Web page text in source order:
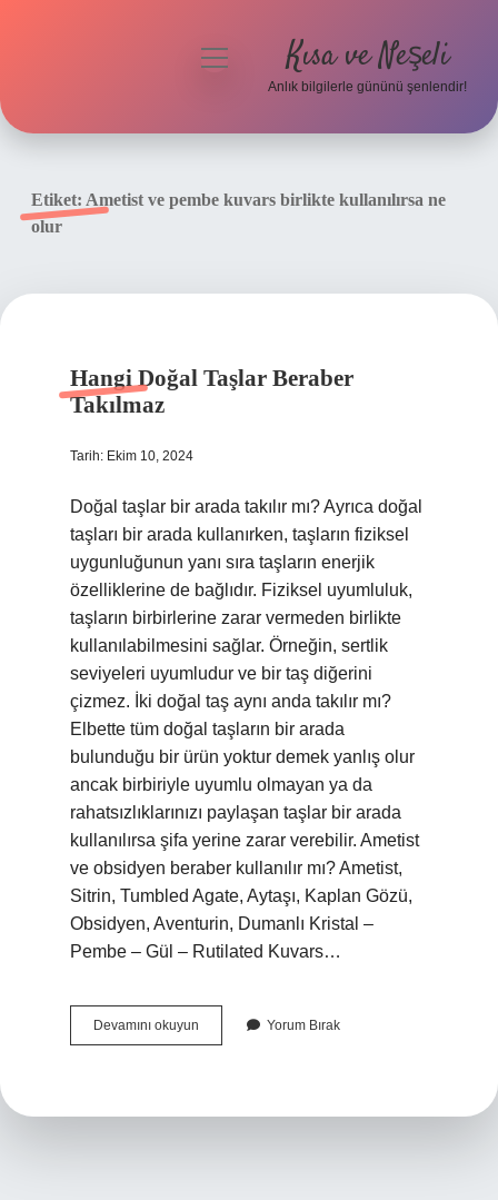
Yasal Uyarı
menüyü
Kısa ve Neşeli
Anlık bilgilerle gününü şenlendir!
Etiket: Ametist ve pembe kuvars birlikte kullanılırsa ne
olur
Hangi Doğal Taşlar Beraber
Takılmaz
Tarih: Ekim 10, 2024
Doğal taşlar bir arada takılır mı? Ayrıca doğal
taşları bir arada kullanırken, taşların fiziksel
uygunluğunun yanı sıra taşların enerjik
özelliklerine de bağlıdır. Fiziksel uyumluluk,
taşların birbirlerine zarar vermeden birlikte
kullanılabilmesini sağlar. Örneğin, sertlik
seviyeleri uyumludur ve bir taş diğerini
çizmez. İki doğal taş aynı anda takılır mı?
Elbette tüm doğal taşların bir arada
bulunduğu bir ürün yoktur demek yanlış olur
ancak birbiriyle uyumlu olmayan ya da
rahatsızlıklarınızı paylaşan taşlar bir arada
kullanılırsa şifa yerine zarar verebilir. Ametist
ve obsidyen beraber kullanılır mı? Ametist,
Sitrin, Tumbled Agate, Aytaşı, Kaplan Gözü,
Obsidyen, Aventurin, Dumanlı Kristal –
Pembe – Gül – Rutilated Kuvars…
Devamını okuyun
Doğal
Yorum Bırak